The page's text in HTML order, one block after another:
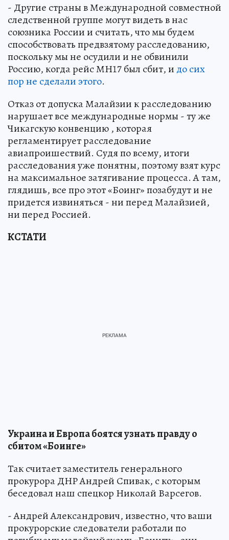
- Другие страны в Международной совместной
следственной группе могут видеть в нас
союзника России и считать, что мы будем
способствовать предвзятому расследованию,
поскольку мы не осудили и не обвинили
Россию, когда рейс МН17 был сбит, и до сих
пор не сделали этого.
Отказ от допуска Малайзии к расследованию
нарушает все международные нормы - ту же
Чикагскую конвенцию , которая
регламентирует расследование
авиапроишествий. Судя по всему, итоги
расследования уже понятны, поэтому взят курс
на максимальное затягивание процесса. А там,
глядишь, все про этот «Боинг» позабудут и не
придется извиняться - ни перед Малайзией,
ни перед Россией.
КСТАТИ
Украина и Европа боятся узнать правду о
сбитом «Боинге»
Так считает заместитель генерального
прокурора ДНР Андрей Спивак, с которым
беседовал наш спецкор Николай Варсегов.
- Андрей Александрович, известно, что ваши
прокурорские следователи работали по